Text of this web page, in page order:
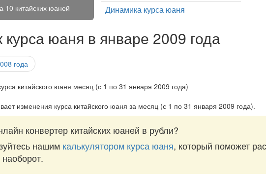
10 китайских юаней Динамика курса юаня
курса юаня в январе 2009 года
года
изменения курса китайского юаня за месяц (с 1 по 31 января 2009 года).
конвертер китайских юаней в рубли?
нашим калькулятором курса юаня, который поможет